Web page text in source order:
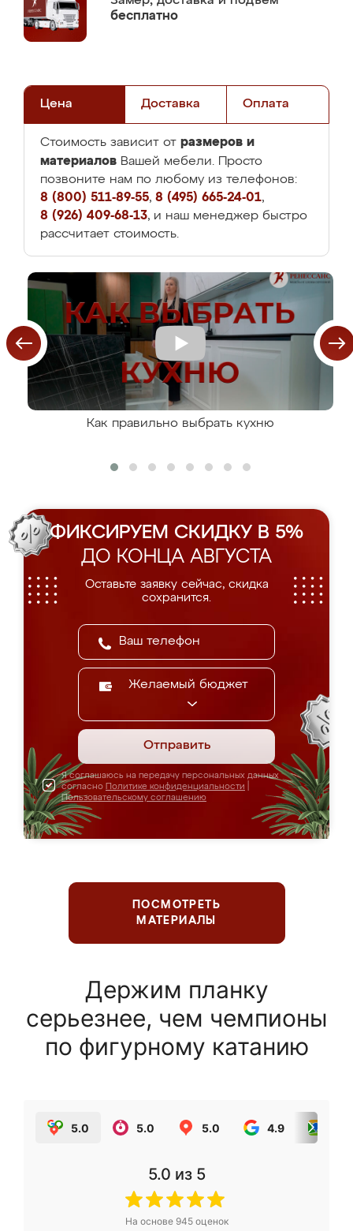
бесплатно
Цена Доставка Оплата
Стоимость зависит от размеров и
материалов Вашей мебели. Просто
позвоните нам по любому из телефонов:
8 (800) 511-89-55, 8 (495) 665-24-01,
8 (926) 409-68-13, и наш менеджер быстро
рассчитает стоимость.
Как правильно выбрать кухню
ФИКСИРУЕМ СКИДКУ В 5%
ДО КОНЦА АВГУСТА
Оставьте заявку сейчас, скидка
сохранится.
Желаемый бюджет
Отправить
Я соглашаюсь на передачу персональных данных
согласно Политике конфиденциальности
Пользовательскому соглашению
ПОСМОТРЕТЬ
МАТЕРИАЛЫ
Держим планку
серьезнее, чем чемпионы
по фигурному катанию
5.0 5.0 5.0 4.9
5.0 из 5
На основе 945оценок